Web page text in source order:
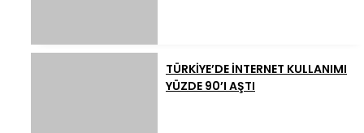
TÜRKİYE’DE İNTERNET KULLANIMI
YÜZDE 90’I AŞTI